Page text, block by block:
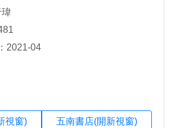
瑋
2021-04
視窗) 五南書店(開新視窗)